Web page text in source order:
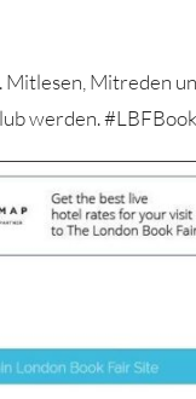
Mitlesen, Mitreden
werden.